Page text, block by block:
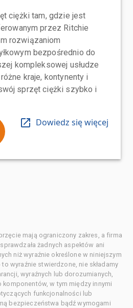
ciężki tam, gdzie jest
przez Ritchie
rozwiązaniom
bezpośrednio do
kompleksowej usłudze
kraje, kontynenty i
sprzęt ciężki szybko i
Dowiedz się więcej
mają ograniczony zakres, a firma
żadnych aspektów ani
niż wyraźnie określone w niniejszym
wyraźnie stwierdzone, nie składamy
wyraźnych lub dorozumianych,
w tym między innymi
funkcjonalności lub
bezpieczeństwa bądź wymogami